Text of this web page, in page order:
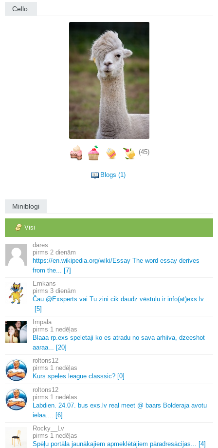
Cello.
(45)
Blogs (1)
Miniblogi
Visi
dares
2 dienām
https://en. wikipedia. org/wiki/Essay The word essay derives
from the.
[7]
Emkans
3 dienām
Čau @Exsperts vai Tu zini cik daudz vēstuļu ir info(at)exs. lv.
[5]
Impala
1 nedēļas
Blaaa rp. exs speletaji ko es atradu no sava arhiiva, dzeeshot
aaraa.
[20]
roltons12
1 nedēļas
Kurs speles league classsic? [0]
roltons12
1 nedēļas
Labdien. 24. 07. bus exs. lv real meet @ baars Bolderaja avotu
ielaa.
[6]
Rocky__Lv
1 nedēļas
Spēļu portāla jaunākajiem apmeklētājiem pāradresācijas.
[4]